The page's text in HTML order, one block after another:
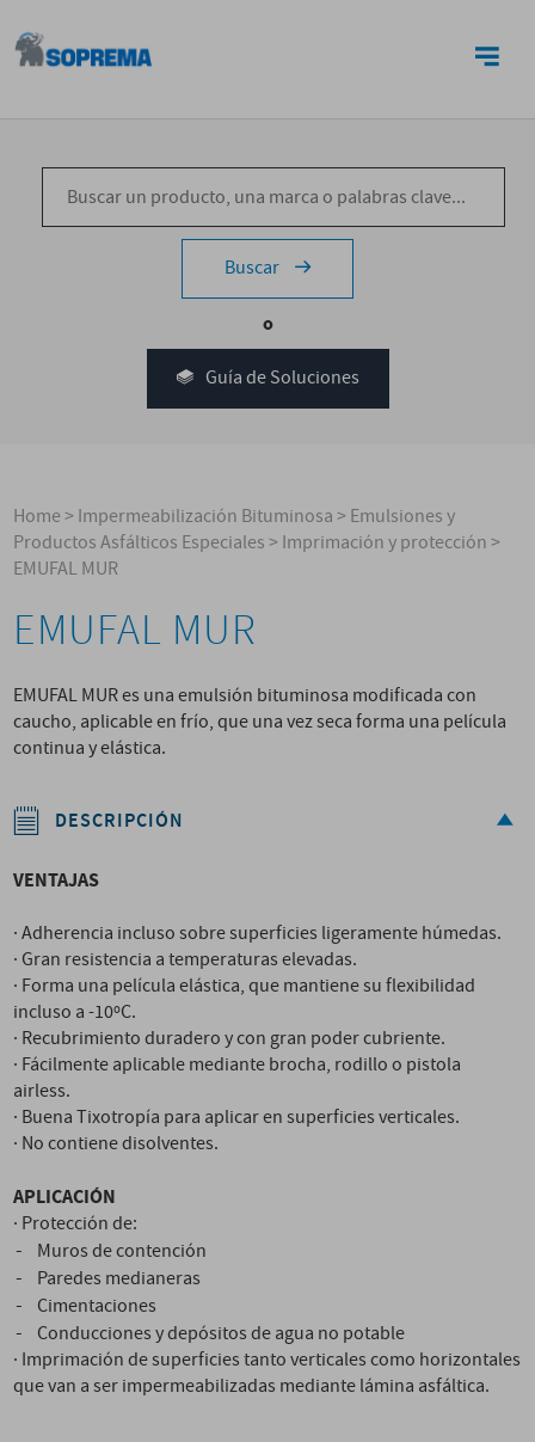
Buscar
o
Guía de Soluciones
Home>Impermeabilización Bituminosa>Emulsiones y
Productos Asfálticos Especiales>Imprimación y protección>
EMUFAL MUR
EMUFAL MUR
EMUFAL MUR es una emulsión bituminosa modificada con
caucho, aplicable en frío, que una vez seca forma una película
continua y elástica.
DESCRIPCIÓN
VENTAJAS
· Adherencia incluso sobre superficies ligeramente húmedas.
· Gran resistencia a temperaturas elevadas.
· Forma una película elástica, que mantiene su flexibilidad
incluso a -10ºC.
· Recubrimiento duradero y con gran poder cubriente.
· Fácilmente aplicable mediante brocha, rodillo o pistola
airless.
· Buena Tixotropía para aplicar en superficies verticales.
· No contiene disolventes.
APLICACIÓN
· Protección de:
- Muros de contención
- Paredes medianeras
- Cimentaciones
- Conducciones y depósitos de agua no potable
· Imprimación de superficies tanto verticales como horizontales
que van a ser impermeabilizadas mediante lámina asfáltica.